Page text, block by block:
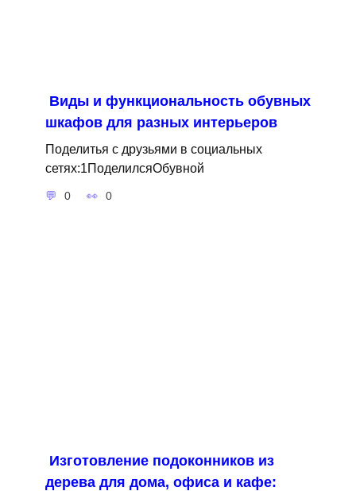
Виды и функциональность обувных
шкафов для разных интерьеров
Поделитья с друзьями в социальных
сетях:1ПоделилсяОбувной
0 0
Изготовление подоконников из
дерева для дома, офиса и кафе: